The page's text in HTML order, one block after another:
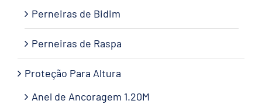
Perneiras de Bidim
Perneiras de Raspa
Proteção Para Altura
Anel de Ancoragem 1.20M